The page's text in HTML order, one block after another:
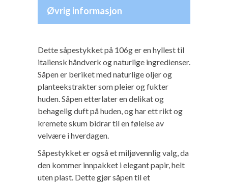
Øvrig informasjon
Dette såpestykket på 106g er en hyllest til
italiensk håndverk og naturlige ingredienser.
Såpen er beriket med naturlige oljer og
planteekstrakter som pleier og fukter
huden. Såpen etterlater en delikat og
behagelig duft på huden, og har ett rikt og
kremete skum bidrar til en følelse av
velvære i hverdagen.
Såpestykket er også et miljøvennlig valg, da
den kommer innpakket i elegant papir, helt
uten plast. Dette gjør såpen til et